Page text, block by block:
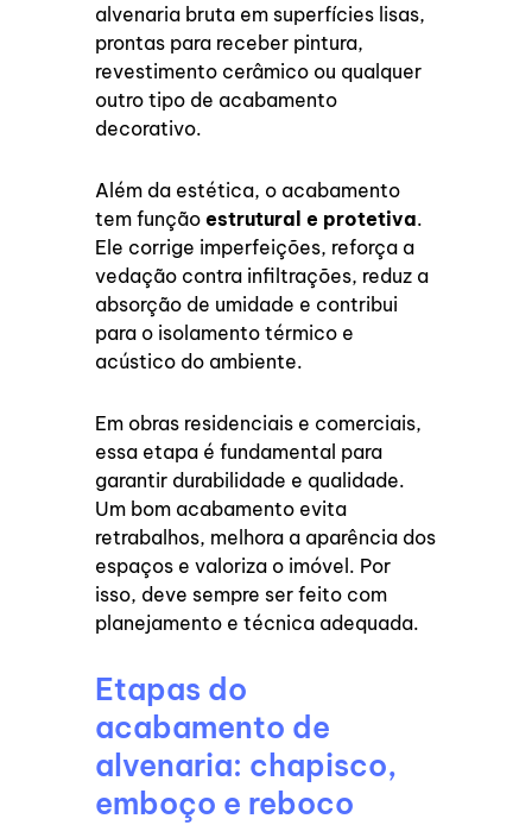
alvenaria bruta em superfícies lisas,
prontas para receber pintura,
revestimento cerâmico ou qualquer
outro tipo de acabamento
decorativo.
Além da estética, o acabamento
tem funçãoestrutural e protetiva.
Ele corrige imperfeições, reforça a
vedação contra infiltrações, reduz a
absorção de umidade e contribui
para o isolamento térmico e
acústico do ambiente.
Em obras residenciais e comerciais,
essa etapa é fundamental para
garantir durabilidade e qualidade.
Um bom acabamento evita
retrabalhos, melhora a aparência dos
espaços e valoriza o imóvel. Por
isso, deve sempre ser feito com
planejamento e técnica adequada.
Etapas do
acabamento de
alvenaria: chapisco,
emboço e reboco